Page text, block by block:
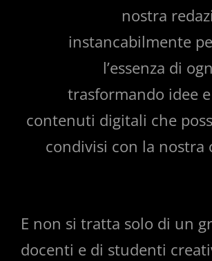
nostra
instancabilmente
l’essenza di
trasformando idee
contenuti digitali che
condivisi con la nostra
E non si tratta solo di un
docenti e di studenti